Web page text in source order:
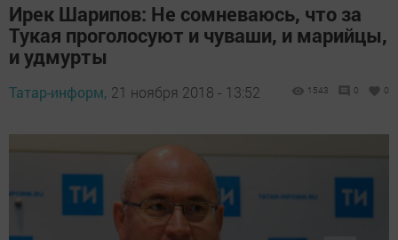
Ирек Шарипов: Не сомневаюсь, что за
Тукая проголосуют и чуваши, и марийцы,
и удмурты
Татар-информ, 21 ноября 2018 - 13:52 1543 0 0